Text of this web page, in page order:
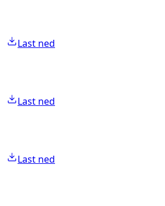
Last ned
Last ned
Last ned